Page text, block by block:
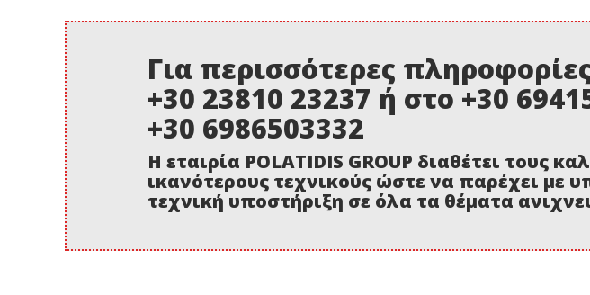
Για περισσότερες
+30 23810 23237 ή στο +30
+30 6986503332
Η εταιρία POLATIDIS GROUP διαθέτει τους
ικανότερους τεχνικούς ώστε να παρέχει με
τεχνική υποστήριξη σε όλα τα θέματα